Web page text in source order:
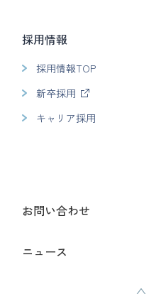
採用情報
採用情報TOP
新卒採用
キャリア採用
お問い合わせ
ニュース